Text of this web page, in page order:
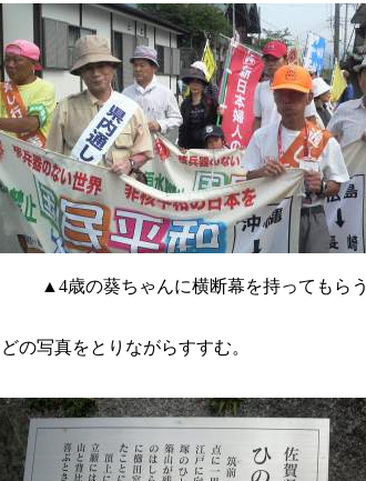
▲4歳の葵ちゃんに横断幕を持ってもらう
の写真をとりながらすすむ。